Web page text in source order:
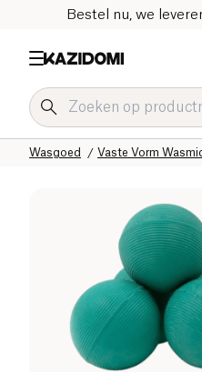
Bestel nu, we
Vaste Vorm
Wasgoed
Was en Linnenverzorging
Huis
Home